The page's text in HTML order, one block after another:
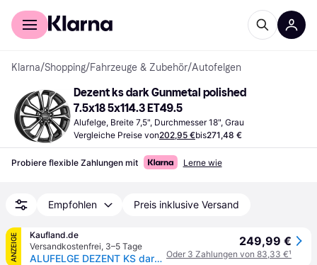
Für Shopper
Klarna/Shopping/Fahrzeuge & Zubehör/Autofelgen
Dezent ks dark Gunmetal polished
7.5x18 5x114.3 ET49.5
Alufelge, Breite 7,5", Durchmesser 18", Grau
Vergleiche Preise von202,95 €bis271,48 €
Probiere flexible Zahlungen mit Lerne wie
Empfohlen Preis inklusive Versand
ANZEIGE
Kaufland.de
Versandkostenfrei, 3–5 Tage
ALUFELGE DEZENT KS dark 7.5x18 5x114.3 ET 49.5 GUNMETAL/POLISHED
249,99 €
Oder 3 Zahlungen von 83,33 €¹